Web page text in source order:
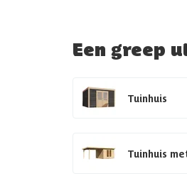
Een greep
Tuinhuis
Tuinhuis